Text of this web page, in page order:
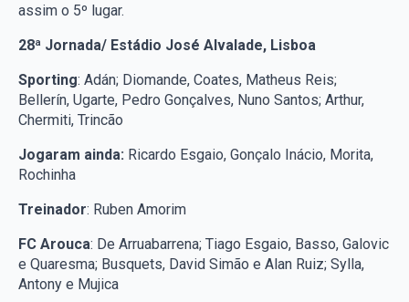
assim o 5º lugar.
28ª Jornada/ Estádio José Alvalade, Lisboa
Sporting: Adán; Diomande, Coates, Matheus Reis;
Bellerín, Ugarte, Pedro Gonçalves, Nuno Santos; Arthur,
Chermiti, Trincão
Jogaram ainda: Ricardo Esgaio, Gonçalo Inácio, Morita,
Rochinha
Treinador: Ruben Amorim
FC Arouca: De Arruabarrena; Tiago Esgaio, Basso, Galovic
e Quaresma; Busquets, David Simão e Alan Ruiz; Sylla,
Antony e Mujica